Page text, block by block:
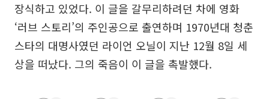
장식하고 있었다. 이 글을 갈무리하려던 차에 영화
‘러브 스토리’의 주인공으로 출연하며 1970년대 청춘
스타의 대명사였던 라이언 오닐이 지난 12월 8일 세
상을 떠났다. 그의 죽음이 이 글을 촉발했다.